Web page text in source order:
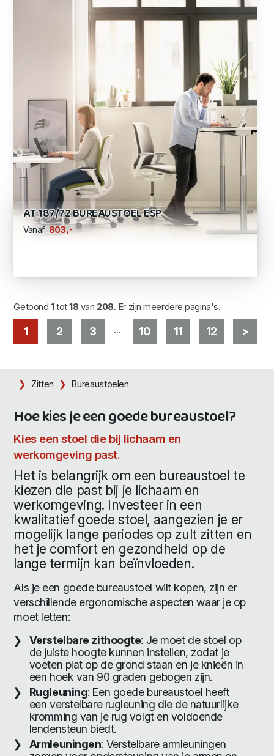
AT 187/72 BUREAUSTOEL ESP
Vanaf 803 ,-
Getoond 1tot18van 208. Er zijn meerdere pagina's.
1 2 3 ... 10 11 12 >
Zitten Bureaustoelen
Hoe kies je een goede bureaustoel?
Kies een stoel die bij lichaam en
werkomgeving past.
Het is belangrijk om een bureaustoel te
kiezen die past bij je lichaam en
werkomgeving. Investeer in een
kwalitatief goede stoel, aangezien je er
mogelijk lange periodes op zult zitten en
het je comfort en gezondheid op de
lange termijn kan beïnvloeden.
Als je een goede bureaustoel wilt kopen, zijn er
verschillende ergonomische aspecten waar je op
moet letten:
Verstelbare zithoogte: Je moet de stoel op
de juiste hoogte kunnen instellen, zodat je
voeten plat op de grond staan en je knieën in
een hoek van 90 graden gebogen zijn.
Rugleuning: Een goede bureaustoel heeft
een verstelbare rugleuning die de natuurlijke
kromming van je rug volgt en voldoende
lendensteun biedt.
Armleuningen: Verstelbare armleuningen